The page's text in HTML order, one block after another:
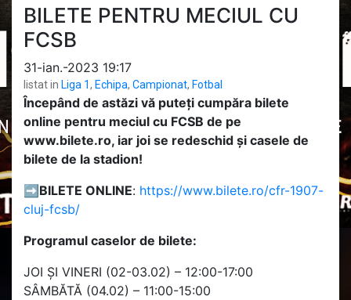
BILETE PENTRU MECIUL CU
FCSB
31-ian.-2023 19:17
listat in Liga 1, Echipa, Campionat, Fotbal
Începând de astăzi vă puteți cumpăra bilete
online pentru meciul cu FCSB de pe
www.bilete.ro, iar joi se redeschid și casele de
bilete de la stadion!
➡️BILETE ONLINE: https://www.bilete.ro/cfr-1907-
cluj-fcsb/
Programul caselor de bilete:
JOI ȘI VINERI (02-03.02) – 12:00-17:00
SÂMBĂTĂ (04.02) – 11:00-15:00